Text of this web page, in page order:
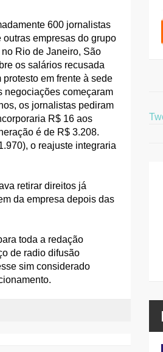
600 jornalistas
empresas do grupo
Rio de Janeiro, São
os salários recusada
em frente à sede
negociações começaram
os jornalistas pediram
R$ 16 aos
é de R$ 3.208.
o reajuste integraria
retirar direitos já
da empresa depois das
toda a redação
de radio difusão
sim considerado